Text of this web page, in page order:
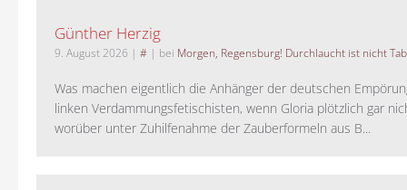
Günther Herzig
9. August 2026 | # | bei Morgen, Regensburg! Durchlaucht ist nicht
Was machen eigentlich die Anhänger der deutschen
linken Verdammungsfetischisten, wenn Gloria plötzlich gar
worüber unter Zuhilfenahme der Zauberformeln aus B...